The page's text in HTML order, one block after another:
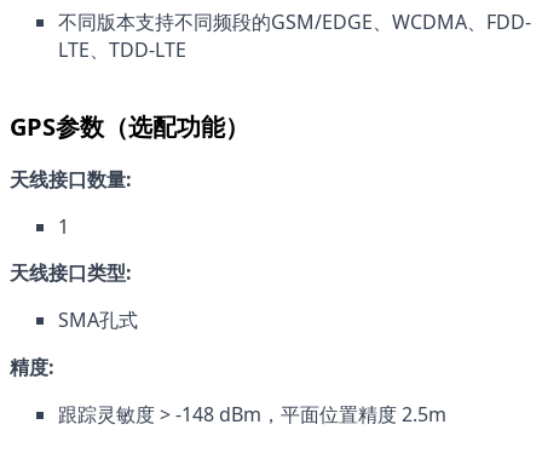
不同版本支持不同频段的GSM/EDGE、WCDMA、FDD-
LTE、TDD-LTE
GPS参数（选配功能）
天线接口数量:
1
天线接口类型:
SMA孔式
精度:
跟踪灵敏度 > -148 dBm，平面位置精度 2.5m